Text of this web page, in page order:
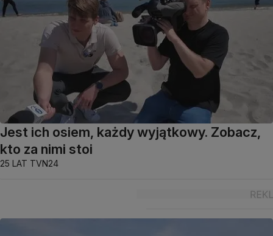
Jest ich osiem, każdy wyjątkowy. Zobacz,
kto za nimi stoi
25 LAT TVN24